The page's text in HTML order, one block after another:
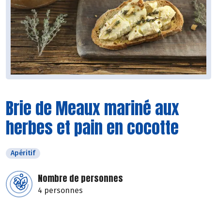
Brie de Meaux mariné aux
herbes et pain en cocotte
Apéritif
Nombre de personnes
4 personnes